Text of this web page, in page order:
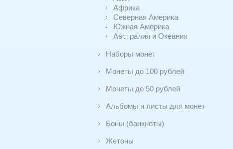
Африка
Северная Америка
Южная Америка
Австралия и Океания
Наборы монет
Монеты до 100 рублей
Монеты до 50 рублей
Альбомы и листы для монет
Боны (банкноты)
Жетоны